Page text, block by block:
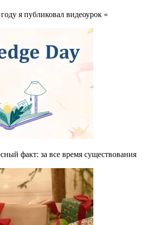
я публиковал видеоурок «
факт: за все время существования